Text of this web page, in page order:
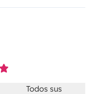
Todos sus